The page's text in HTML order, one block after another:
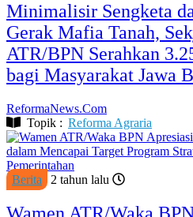
Minimalisir Sengketa
Gerak Mafia Tanah,
ATR/BPN Serahkan
bagi Masyarakat Jawa
ReformaNews.Com
Topik : Reforma Agraria
Berita 2 tahun lalu